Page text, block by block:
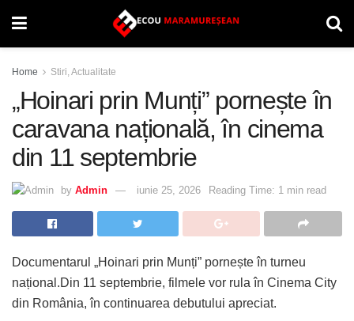
Home Stiri, Actualitate
„Hoinari prin Munți” pornește în
caravana națională, în cinema
din 11 septembrie
by Admin iunie 25, 2026 Reading Time: 1 min read
Documentarul „Hoinari prin Munți” pornește în turneu
național.Din 11 septembrie, filmele vor rula în Cinema City
din România, în continuarea debutului apreciat.